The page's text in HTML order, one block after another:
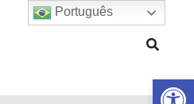
Barra de
Português